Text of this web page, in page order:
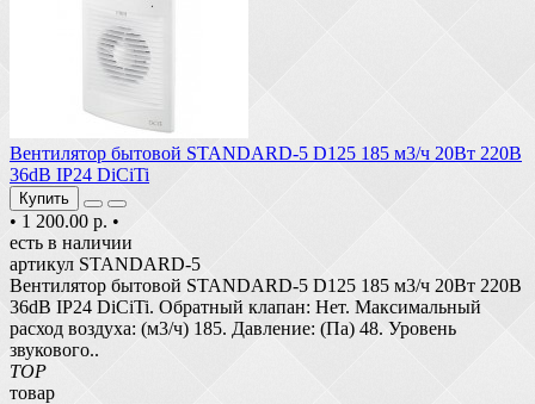
Вентилятор бытовой STANDARD-5 D125 185 м3/ч 20Вт 220В
36dB IP24 DiCiTi
Купить
• 1 200.00 р. •
есть в наличии
артикул STANDARD-5
Вентилятор бытовой STANDARD-5 D125 185 м3/ч 20Вт 220В
36dB IP24 DiCiTi. Обратный клапан: Нет. Максимальный
расход воздуха: (м3/ч) 185. Давление: (Па) 48. Уровень
звукового..
TOP
товар